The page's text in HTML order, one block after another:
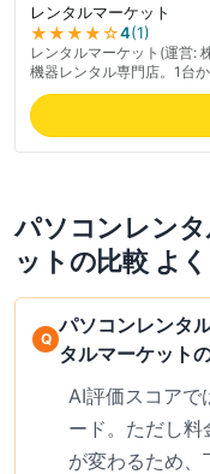
レンタルマーケット
★★★★☆4(1)
レンタルマーケット(運営:
機器レンタル専門店。1台
までの注文で最短即日発
な契約期間を選択可能。プ
管理が安心、PCは
で出荷。格安からハイスペ
パソコンレン
ットの比較 よ
パソコンレンタ
タルマーケット
AI評価スコアで
ード。ただし
が変わるため